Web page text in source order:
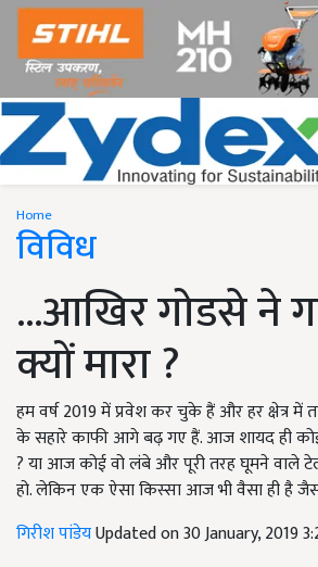
Home
विविध
...आखिर गोडसे ने
क्यों मारा ?
हम वर्ष 2019 में प्रवेश कर चुके हैं और हर क्षेत्र में
के सहारे काफी आगे बढ़ गए हैं. आज शायद ही कोई
? या आज कोई वो लंबे और पूरी तरह घूमने वाले
हो. लेकिन एक ऐसा किस्सा आज भी वैसा ही है
गिरीश पांडेयUpdated on 30 January, 2019